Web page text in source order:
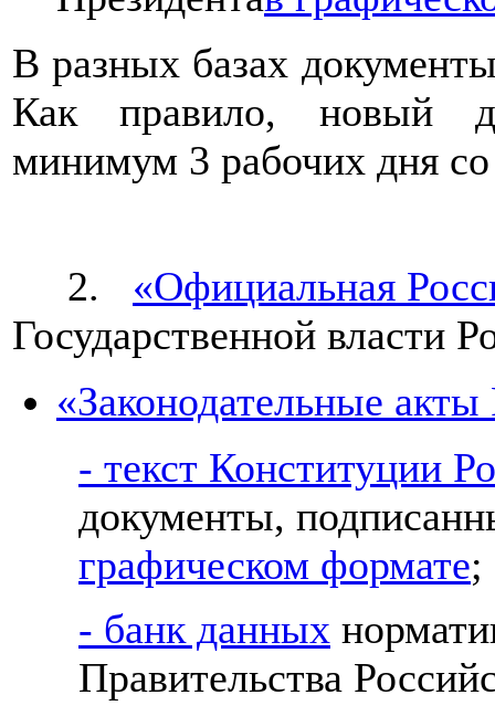
В разных базах
Как правило, новый
минимум 3 рабочих дня
2. «Официальная
Государственной власти
«Законодательные
- текст Конституции
документы,
графическом формате;
- банк данных
Правительства